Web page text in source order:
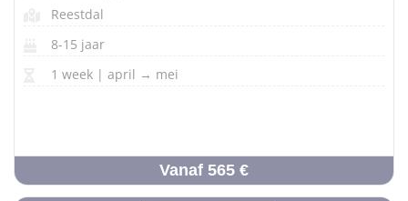
Reestdal
8-15 jaar
1 week | april → mei
Vanaf 565 €